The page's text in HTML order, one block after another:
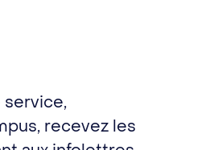
service,
recevez les